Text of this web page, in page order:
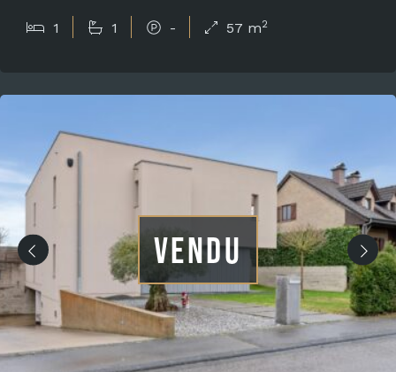
1 1 - 57 m2
VENDU